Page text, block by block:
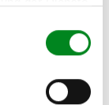
Telefonnummer
telefonische